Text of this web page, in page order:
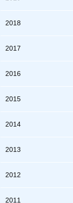
2018
2017
2016
2015
2014
2013
2012
2011